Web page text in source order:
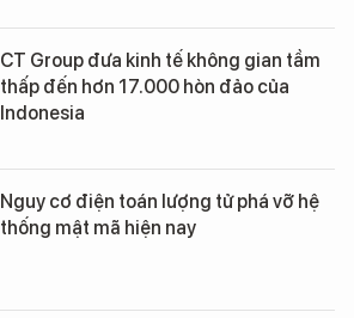
CT Group đưa kinh tế không gian tầm
thấp đến hơn 17.000 hòn đảo của
Indonesia
Nguy cơ điện toán lượng tử phá vỡ hệ
thống mật mã hiện nay